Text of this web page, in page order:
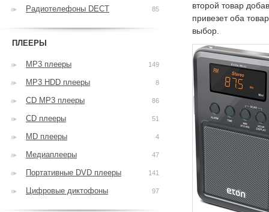
второй товар
привезет оба
выбор.
Радиотелефоны DECT 85
ПЛЕЕРЫ
MP3 плееры 149
MP3 HDD плееры 8
CD MP3 плееры 86
CD плееры 51
MD плееры 4
Медиаплееры 47
Портативные DVD плееры 141
Цифровые диктофоны 97